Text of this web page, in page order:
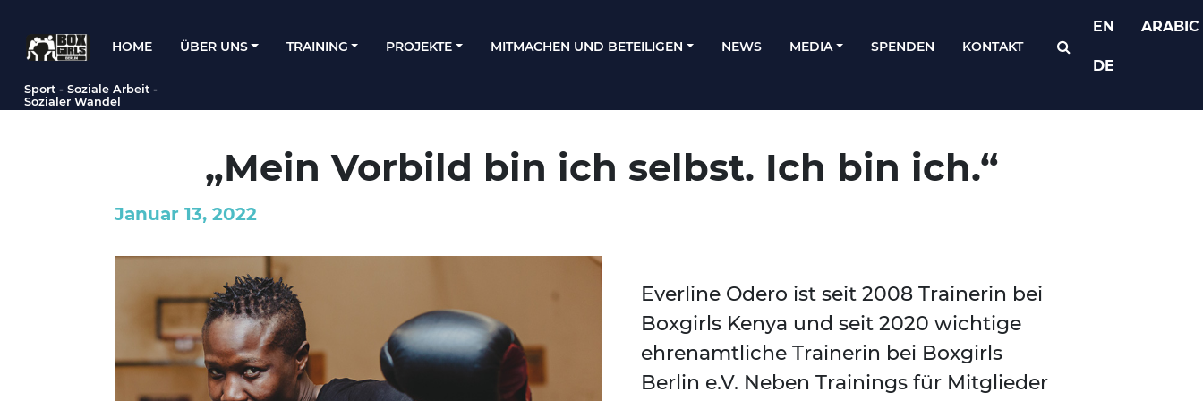
Sport - Soziale Arbeit -
Sozialer Wandel
Hauptnavigation
HOME ÜBER UNS TRAINING PROJEKTE MITMACHEN UND BETEILIGEN NEWS MEDIA SPENDEN KONTAKT
EN
DE
ARABIC
„Mein Vorbild bin ich selbst. Ich bin ich.“
Januar 13, 2022
Everline Odero ist seit 2008 Trainerin bei
Boxgirls Kenya und seit 2020 wichtige
ehrenamtliche Trainerin bei Boxgirls
Berlin e.V. Neben Trainings für Mitglieder